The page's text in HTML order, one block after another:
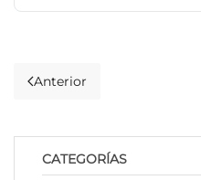
Anterior
CATEGORÍAS